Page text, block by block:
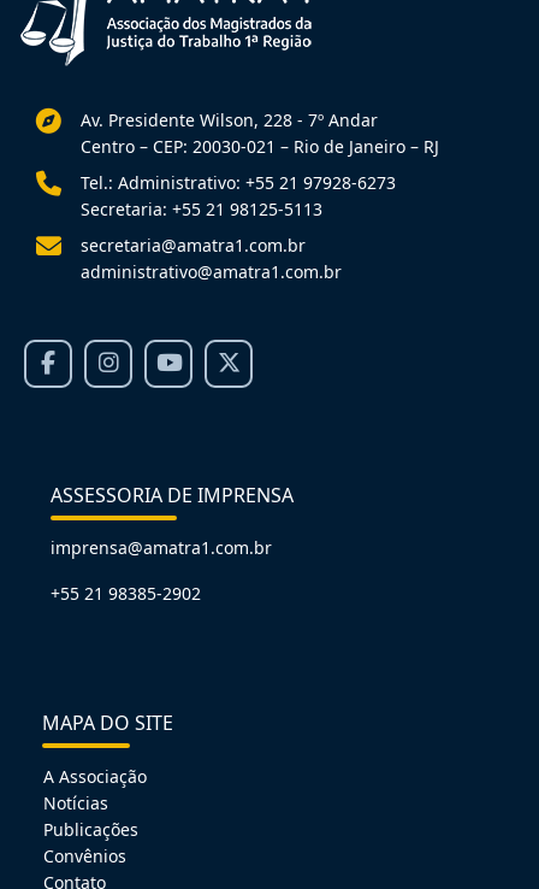
Av. Presidente Wilson, 228 - 7º Andar
Centro – CEP: 20030-021 – Rio de Janeiro – RJ
Tel.: Administrativo: +55 21 97928-6273
Secretaria: +55 21 98125-5113
secretaria@amatra1.com.br
administrativo@amatra1.com.br
ASSESSORIA DE IMPRENSA
imprensa@amatra1.com.br
+55 21 98385-2902
MAPA DO SITE
A Associação
Notícias
Publicações
Convênios
Contato